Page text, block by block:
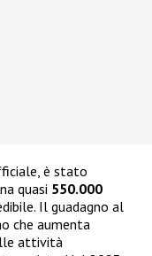
è stato
quasi 550.000
Il guadagno al
che aumenta
attività